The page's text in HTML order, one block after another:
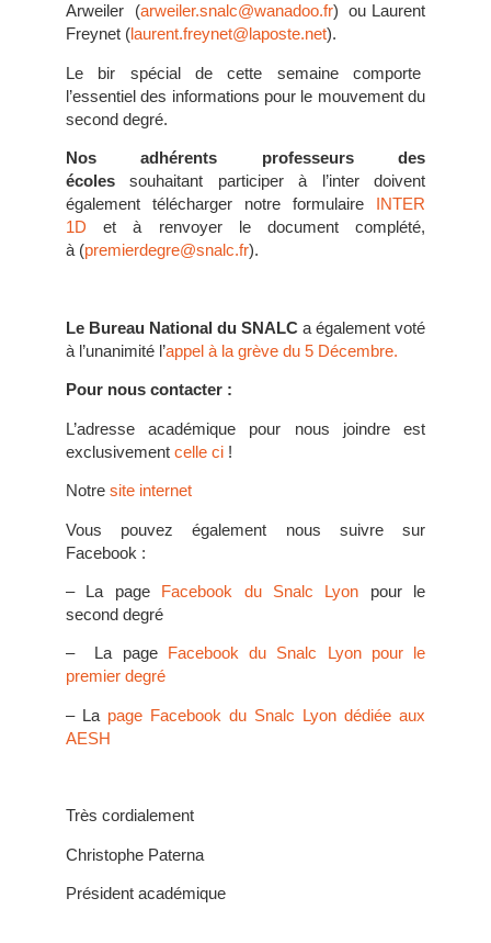
Arweiler (arweiler.snalc@wanadoo.fr) ou Laurent
Freynet (laurent.freynet@laposte.net).
Le bir spécial de cette semaine comporte
l’essentiel des informations pour le mouvement du
second degré.
Nos adhérents professeurs des
écoles souhaitant participer à l’inter doivent
également télécharger notre formulaire INTER
1D et à renvoyer le document complété,
à (premierdegre@snalc.fr).
Le Bureau National du SNALC a également voté
à l’unanimité l’appel à la grève du 5 Décembre.
Pour nous contacter :
L’adresse académique pour nous joindre est
exclusivement celle ci !
Notre site internet
Vous pouvez également nous suivre sur
Facebook :
– La page Facebook du Snalc Lyon pour le
second degré
– La page Facebook du Snalc Lyon pour le
premier degré
– La page Facebook du Snalc Lyon dédiée aux
AESH
Très cordialement
Christophe Paterna
Président académique